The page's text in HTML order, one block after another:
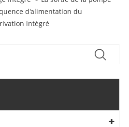
d'alimentation du
intégré